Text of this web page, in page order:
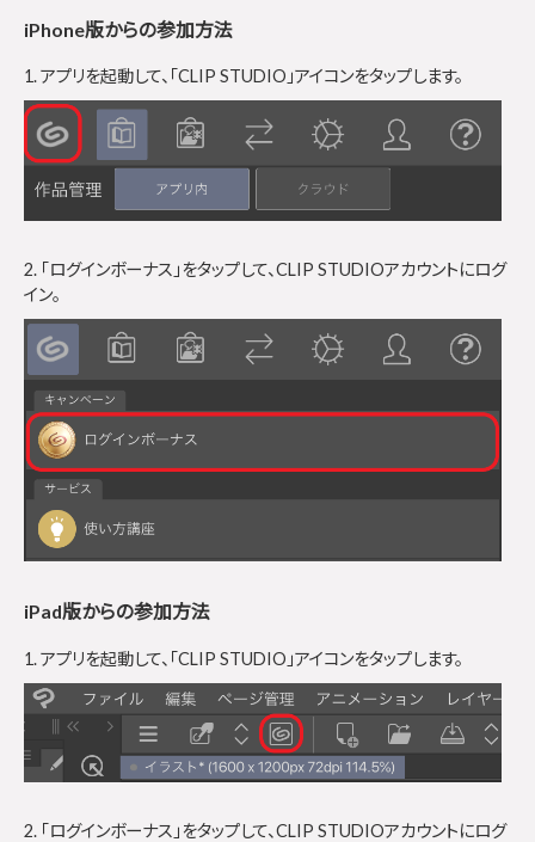
iPhone版からの参加方法
1. アプリを起動して、「CLIP STUDIO」アイコンをタップします。
2. 「ログインボーナス」をタップして、CLIP STUDIOアカウントにログ
イン。
iPad版からの参加方法
1. アプリを起動して、「CLIP STUDIO」アイコンをタップします。
2. 「ログインボーナス」をタップして、CLIP STUDIOアカウントにログ